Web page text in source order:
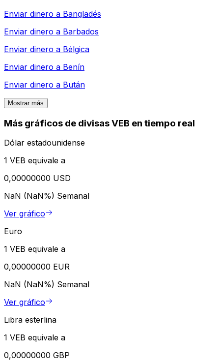
Enviar dinero a Bangladés
Enviar dinero a Barbados
Enviar dinero a Bélgica
Enviar dinero a Benín
Enviar dinero a Bután
Mostrar más
Más gráficos de divisas VEB en tiempo real
Dólar estadounidense
1 VEB equivale a
0,00000000 USD
NaN (NaN%) Semanal
Ver gráfico
Euro
1 VEB equivale a
0,00000000 EUR
NaN (NaN%) Semanal
Ver gráfico
Libra esterlina
1 VEB equivale a
0,00000000 GBP